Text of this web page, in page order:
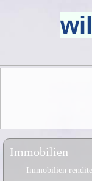
Immobilien
Immobilien